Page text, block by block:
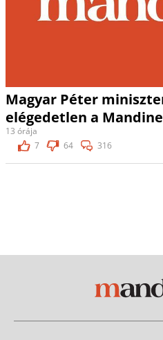
Magyar Péter
elégedetlen a
13 órája
7
64 316